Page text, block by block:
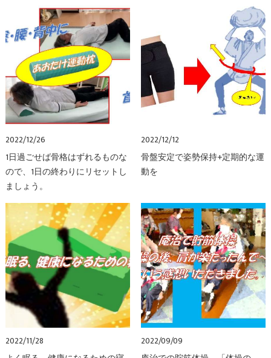
2022/12/26
1日過ごせば骨格はずれるものな
ので、1日の終わりにリセットし
ましょう。
2022/12/12
骨盤安定で姿勢保持+定期的な運
動を
2022/11/28
2022/09/09